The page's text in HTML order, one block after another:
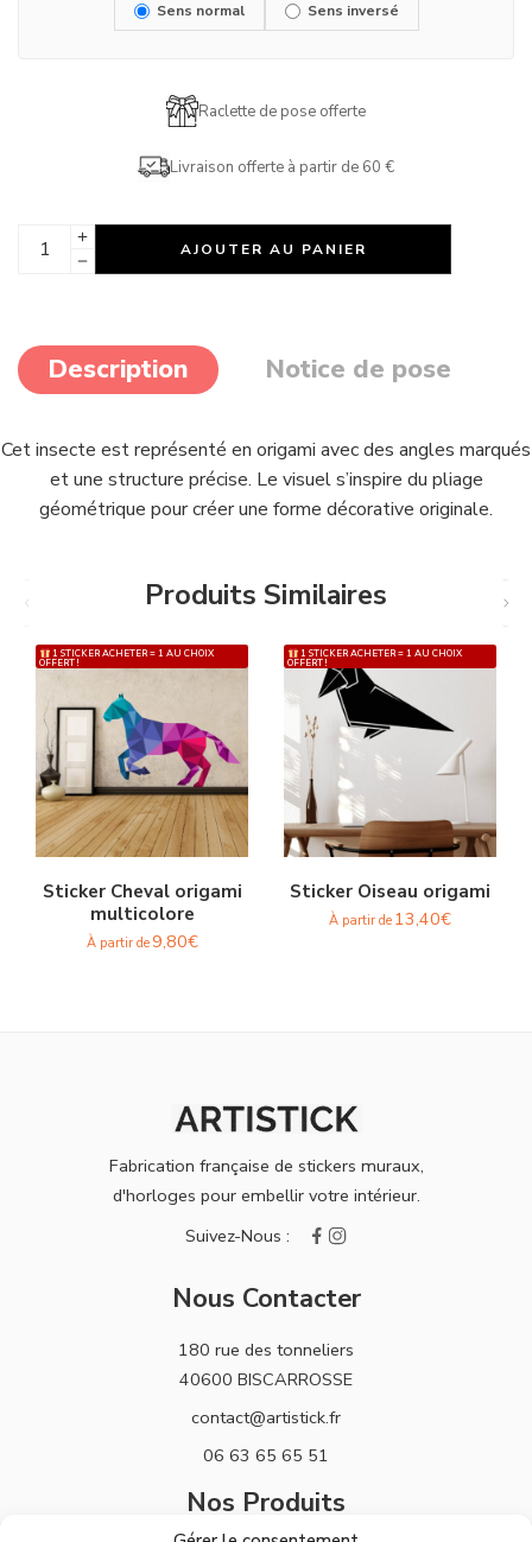
Sens normal Sens inversé
Raclette de pose offerte
Livraison offerte à partir de 60 €
AJOUTER AU PANIER
Description Notice de pose
Cet insecte est représenté en origami avec des angles marqués
et une structure précise. Le visuel s’inspire du pliage
géométrique pour créer une forme décorative originale.
Produits Similaires
1 STICKER ACHETER = 1 AU CHOIX
OFFERT !
Sticker Cheval origami
multicolore
À partir de9,80€
1 STICKER ACHETER = 1 AU CHOIX
OFFERT !
Sticker Oiseau origami
À partir de 13,40€
Fabrication française de stickers muraux,
d'horloges pour embellir votre intérieur.
Nous Contacter
180 rue des tonneliers
40600 BISCARROSSE
contact@artistick.fr
06 63 65 65 51
Nos Produits